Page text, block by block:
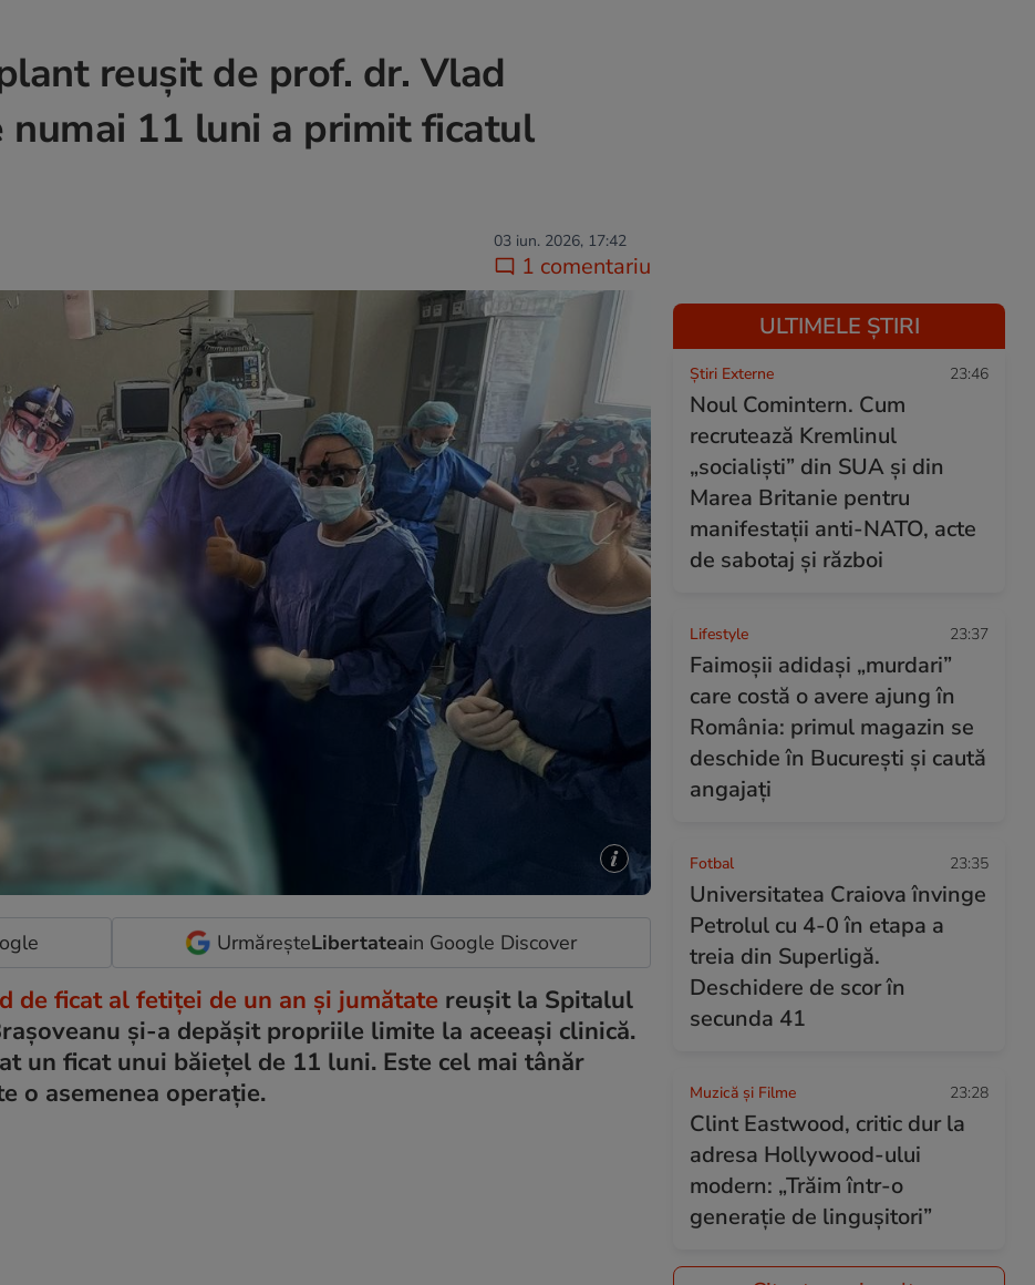
reușit de prof. dr. Vlad
numai 11 luni a primit ficatul
03 iun. 2026, 17:42
1 comentariu
UrmăreșteLibertateain Google Discover
de ficat al fetiței de un an și jumătate reușit la Spitalul
și-a depășit propriile limite la aceeași clinică.
un ficat unui băiețel de 11 luni. Este cel mai tânăr
o asemenea operație.
ULTIMELE ȘTIRI
Știri Externe 23:46
Noul Comintern. Cum
recrutează Kremlinul
„socialiști” din SUA și din
Marea Britanie pentru
manifestații anti-NATO, acte
de sabotaj și război
Lifestyle 23:37
Faimoșii adidași „murdari”
care costă o avere ajung în
România: primul magazin se
deschide în București și caută
angajați
Fotbal 23:35
Universitatea Craiova învinge
Petrolul cu 4-0 în etapa a
treia din Superligă.
Deschidere de scor în
secunda 41
Muzică și Filme 23:28
Clint Eastwood, critic dur la
adresa Hollywood-ului
modern: „Trăim într-o
generație de lingușitori”